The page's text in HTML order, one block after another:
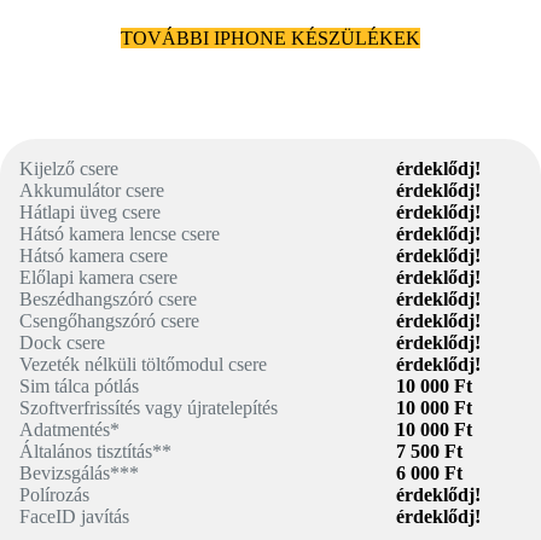
TOVÁBBI IPHONE KÉSZÜLÉKEK
Kijelző csere
Akkumulátor csere
Hátlapi üveg csere
Hátsó kamera lencse csere
Hátsó kamera csere
Előlapi kamera csere
Beszédhangszóró csere
Csengőhangszóró csere
Dock csere
Vezeték nélküli töltőmodul csere
Sim tálca pótlás
Szoftverfrissítés vagy újratelepítés
Adatmentés*
Általános tisztítás**
Bevizsgálás***
Polírozás
FaceID javítás
érdeklődj!
érdeklődj!
érdeklődj!
érdeklődj!
érdeklődj!
érdeklődj!
érdeklődj!
érdeklődj!
érdeklődj!
érdeklődj!
10 000 Ft
10 000 Ft
10 000 Ft
7 500 Ft
6 000 Ft
érdeklődj!
érdeklődj!